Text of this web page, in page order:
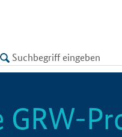
GRW-